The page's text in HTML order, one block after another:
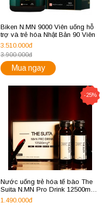
Biken N.MN 9000 Viên uống hỗ
trợ và trẻ hóa Nhật Bản 90 Viên
3.510.000đ
3.900.000đ
Mua ngay
-25%
Nước uống trẻ hóa tế bào The
Suita N.MN Pro Drink 12500mg
hộp 10 chai
1.490.000đ